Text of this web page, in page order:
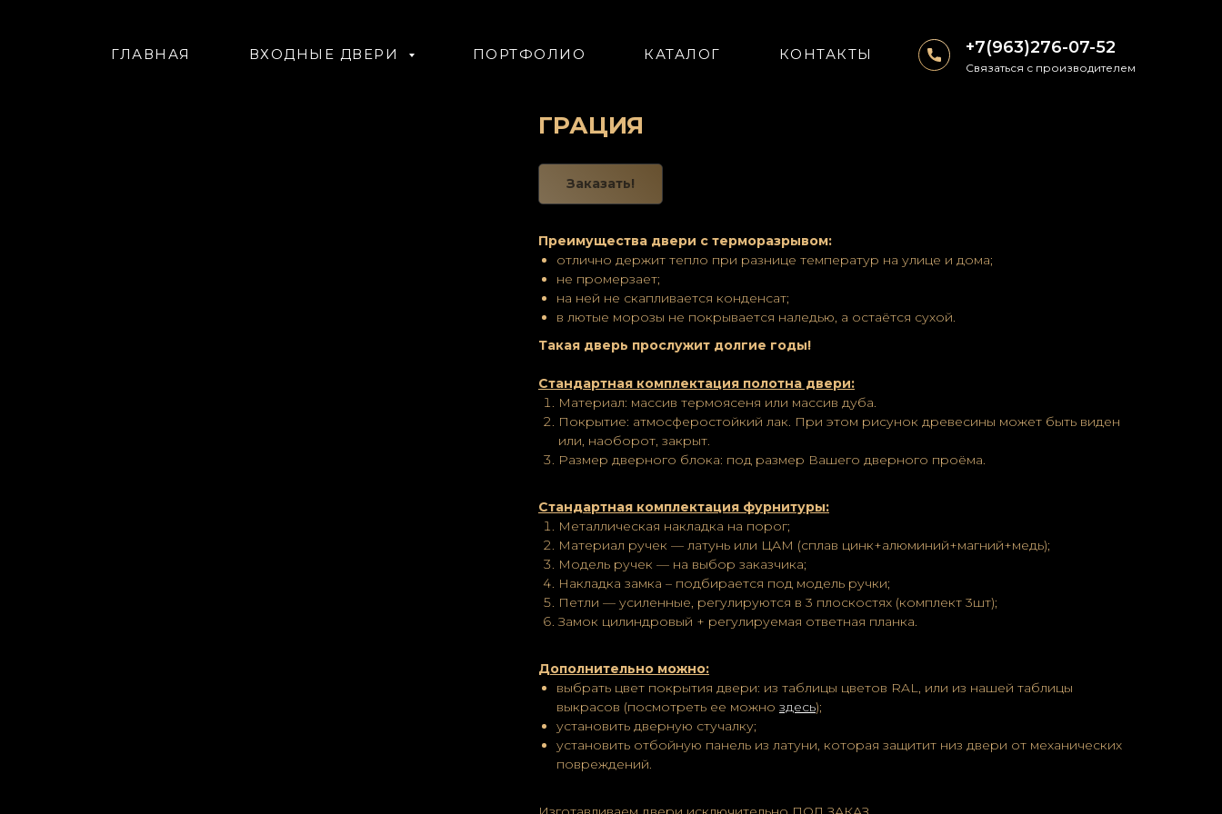
Связаться с производителем
+7(963)276-07-52
ГЛАВНАЯ ВХОДНЫЕ ДВЕРИ ПОРТФОЛИО КАТАЛОГ КОНТАКТЫ
ГРАЦИЯ
Заказать!
Преимущества двери с терморазрывом:
отлично держит тепло при разнице температур на улице и дома;
не промерзает;
на ней не скапливается конденсат;
в лютые морозы не покрывается наледью, а остаётся сухой.
Такая дверь прослужит долгие годы!
Стандартная комплектация полотна двери:
Материал: массив термоясеня или массив дуба.
Покрытие: атмосферостойкий лак. При этом рисунок древесины может быть виден
или, наоборот, закрыт.
Размер дверного блока: под размер Вашего дверного проёма.
Стандартная комплектация фурнитуры:
Металлическая накладка на порог;
Материал ручек — латунь или ЦАМ (сплав цинк+алюминий+магний+медь);
Модель ручек — на выбор заказчика;
Накладка замка – подбирается под модель ручки;
Петли — усиленные, регулируются в 3 плоскостях (комплект 3шт);
Замок цилиндровый + регулируемая ответная планка.
Дополнительно можно:
выбрать цвет покрытия двери: из таблицы цветов RAL, или из нашей таблицы
выкрасов (посмотреть ее можно здесь);
установить дверную стучалку;
установить отбойную панель из латуни, которая защитит низ двери от механических
повреждений.